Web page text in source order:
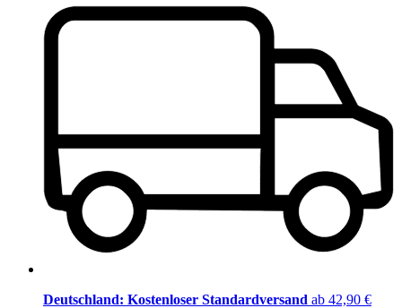
Deutschland: Kostenloser Standardversand ab 42,90 €